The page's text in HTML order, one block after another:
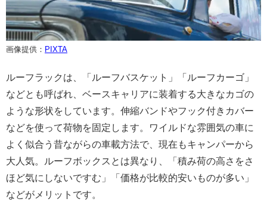
画像提供： PIXTA
ルーフラックは、「ルーフバスケット」「ルーフカーゴ」
などとも呼ばれ、ベースキャリアに装着する大きなカゴの
ような形状をしています。伸縮バンドやフック付きカバー
などを使って荷物を固定します。ワイルドな雰囲気の車に
よく似合う昔ながらの車載方法で、現在もキャンパーから
大人気。ルーフボックスとは異なり、「積み荷の高さをさ
ほど気にしないですむ」「価格が比較的安いものが多い」
などがメリットです。